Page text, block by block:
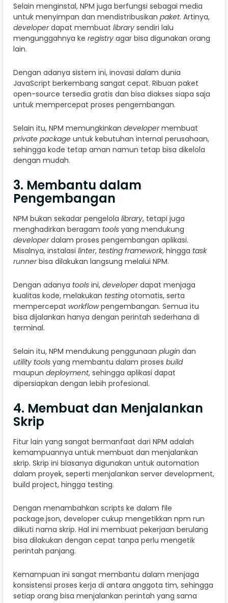
Selain menginstal, NPM juga berfungsi sebagai media
untuk menyimpan dan mendistribusikan paket. Artinya,
developerdapat membuat library sendiri lalu
mengunggahnya ke registry agar bisa digunakan orang
lain.
Dengan adanya sistem ini, inovasi dalam dunia
JavaScript berkembang sangat cepat. Ribuan paket
open-source tersedia gratis dan bisa diakses siapa saja
untuk mempercepat proses pengembangan.
Selain itu, NPM memungkinkan developermembuat
private package untuk kebutuhan internal perusahaan,
sehingga kode tetap aman namun tetap bisa dikelola
dengan mudah.
3. Membantu dalam
Pengembangan
NPM bukan sekadar pengelola library, tetapi juga
menghadirkan beragam tools yang mendukung
developerdalam proses pengembangan aplikasi.
Misalnya, instalasi linter, testing framework, hingga task
runnerbisa dilakukan langsung melalui NPM.
Dengan adanya tools ini, developerdapat menjaga
kualitas kode, melakukan testing otomatis, serta
mempercepat workflowpengembangan. Semua itu
bisa dijalankan hanya dengan perintah sederhana di
terminal.
Selain itu, NPM mendukung penggunaan plugin dan
utility tools yang membantu dalam proses build
maupun deployment, sehingga aplikasi dapat
dipersiapkan dengan lebih profesional.
4. Membuat dan Menjalankan
Skrip
Fitur lain yang sangat bermanfaat dari NPM adalah
kemampuannya untuk membuat dan menjalankan
skrip. Skrip ini biasanya digunakan untuk automation
dalam proyek, seperti menjalankan server development,
build project, hingga testing.
Dengan menambahkan scripts ke dalam file
package.json, developer cukup mengetikkan npm run
diikuti nama skrip. Hal ini membuat pekerjaan berulang
bisa dilakukan dengan cepat tanpa perlu mengetik
perintah panjang.
Kemampuan ini sangat membantu dalam menjaga
konsistensi proses kerja di antara anggota tim, sehingga
setiap orang bisa menjalankan perintah yang sama